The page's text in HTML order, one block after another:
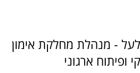
- מנהלת מחלקת אימון
ופיתוח ארגוני